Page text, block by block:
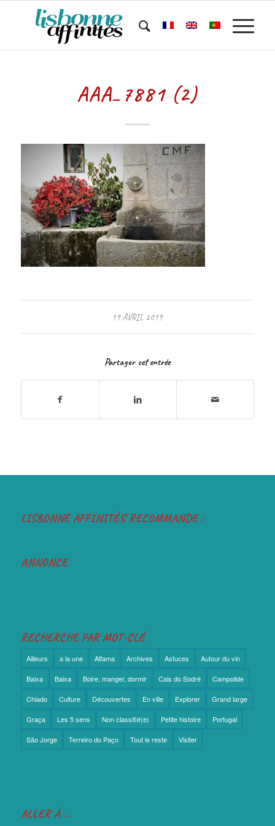
AAA_7881 (2)
19 AVRIL 2019
Partager cet entrée
LISBONNE AFFINITÉS RECOMMANDE :
ANNONCE
RECHERCHE PAR MOT-CLÉ
Ailleurs a la une Alfama Archives Astuces Autour du vin
Baixa Baixa Boire, manger, dormir Cais do Sodré Campolide
Chiado Culture Découvertes En ville Explorer Grand large
Graça Les 5 sens Non classifié(e) Petite histoire Portugal
São Jorge Terreiro do Paço Tout le reste Visiter
ALLER À …